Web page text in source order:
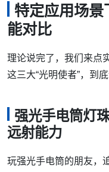
特定应用场
能对比
理论说完了，我们来点
这三大“光明使者”，到
强光手电筒灯
远射能力
玩强光手电筒的朋友，